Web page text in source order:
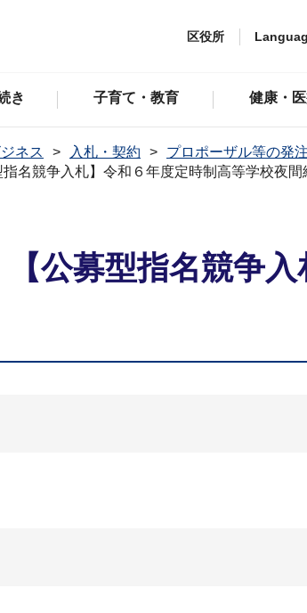
区役所
き 子育て・教育 健康・
ネス 入札・契約 プロポーザル等の発
指名競争入札】令和６年度定時制高等学校夜
【公募型指名競争